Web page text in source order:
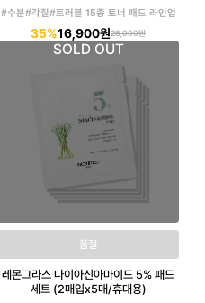
#수분#각질#트러블 15종 토너 패드 라인업
35%16,900원26,000원
SOLD OUT
품절
레몬그라스 나이아신아마이드 5% 패드
세트 (2매입x5매/휴대용)